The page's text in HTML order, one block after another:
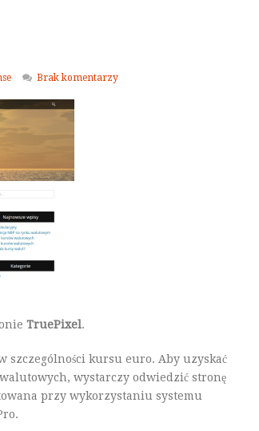
Brak komentarzy
TruePixel.
szczególności kursu euro. Aby uzyskać
wystarczy odwiedzić stronę
przy wykorzystaniu systemu